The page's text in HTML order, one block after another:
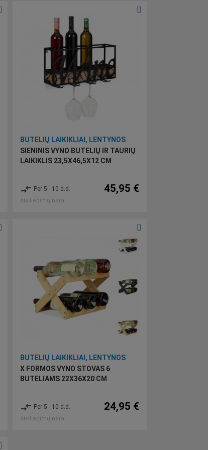
BUTELIŲ LAIKIKLIAI, LENTYNOS
SIENINIS VYNO BUTELIŲ IR TAURIŲ
LAIKIKLIS 23,5X46,5X12 CM
compare_arrows Per 5 - 10 d.d.
Atsiliepimų nėra
45,95 €
BUTELIŲ LAIKIKLIAI, LENTYNOS
X FORMOS VYNO STOVAS 6
BUTELIAMS 22X36X20 CM
compare_arrows Per 5 - 10 d.d.
Atsiliepimų nėra
24,95 €